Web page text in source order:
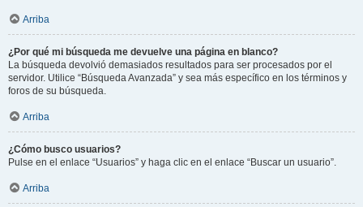
Arriba
¿Por qué mi búsqueda me devuelve una página en blanco?
La búsqueda devolvió demasiados resultados para ser procesados por el
servidor. Utilice “Búsqueda Avanzada” y sea más específico en los términos y
foros de su búsqueda.
Arriba
¿Cómo busco usuarios?
Pulse en el enlace “Usuarios” y haga clic en el enlace “Buscar un usuario”.
Arriba